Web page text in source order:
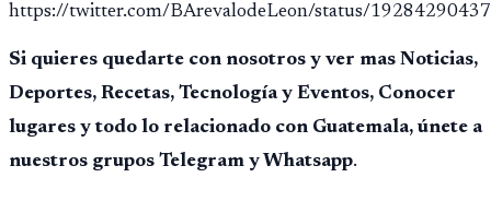
https://twitter.com/BArevalodeLeon/status/
Si quieres quedarte con nosotros y ver mas Noticias,
Deportes, Recetas, Tecnología y Eventos, Conocer
lugares y todo lo relacionado con Guatemala, únete a
nuestros grupos Telegram y Whatsapp.